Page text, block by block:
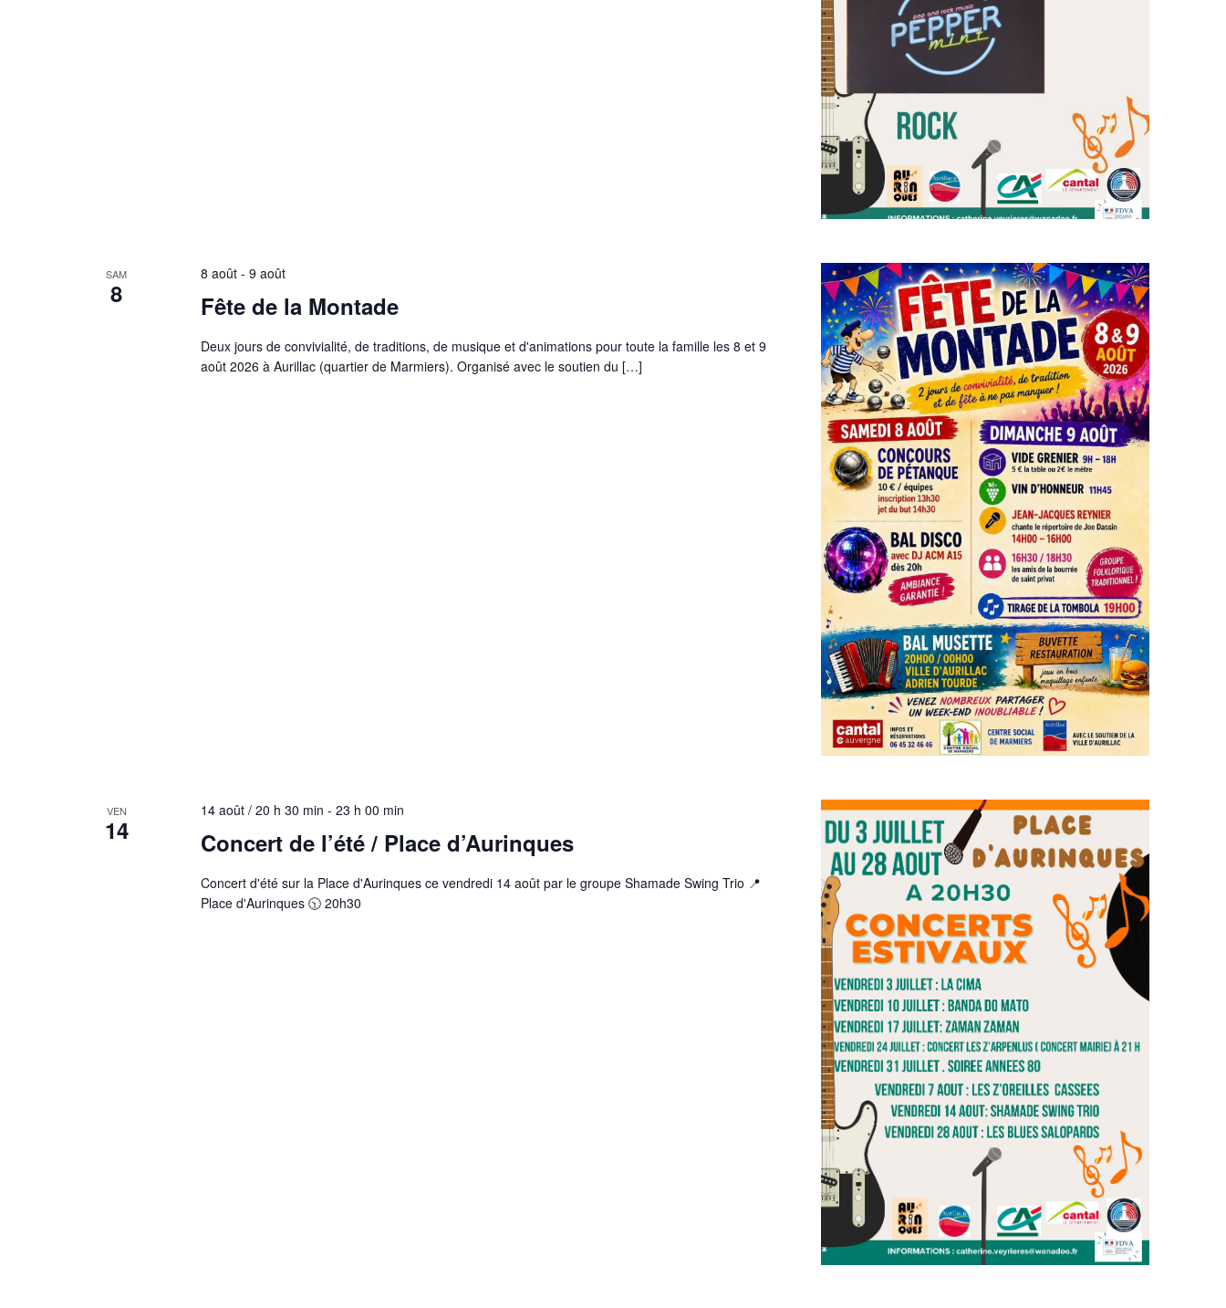
SAM
8 Fête de la Montade
8 août- 9 août
Deux jours de convivialité, de traditions, de musique et d'animations pour toute la famille les 8 et 9
août 2026 à Aurillac (quartier de Marmiers). Organisé avec le soutien du […]
VEN
14 Concert de l’été / Place d’Aurinques
14 août / 20 h 30 min - 23 h 00 min
Concert d'été sur la Place d'Aurinques ce vendredi 14 août par le groupe Shamade Swing Trio 📍
Place d'Aurinques 🕥 20h30